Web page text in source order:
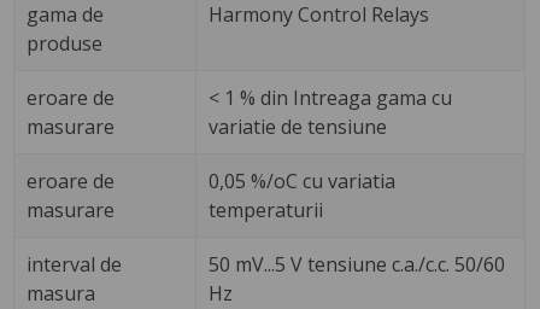
gama de
produse
Harmony Control Relays
eroare de
masurare
< 1 % din Intreaga gama cu
variatie de tensiune
eroare de
masurare
0,05 %/oC cu variatia
temperaturii
interval de
masura
50 mV...5 V tensiune c.a./c.c. 50/60
Hz